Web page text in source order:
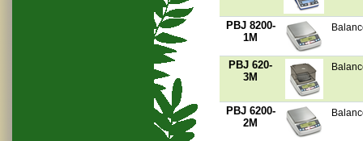
PBJ 8200-
1M
PBJ 620-
3M
PBJ 6200-
2M